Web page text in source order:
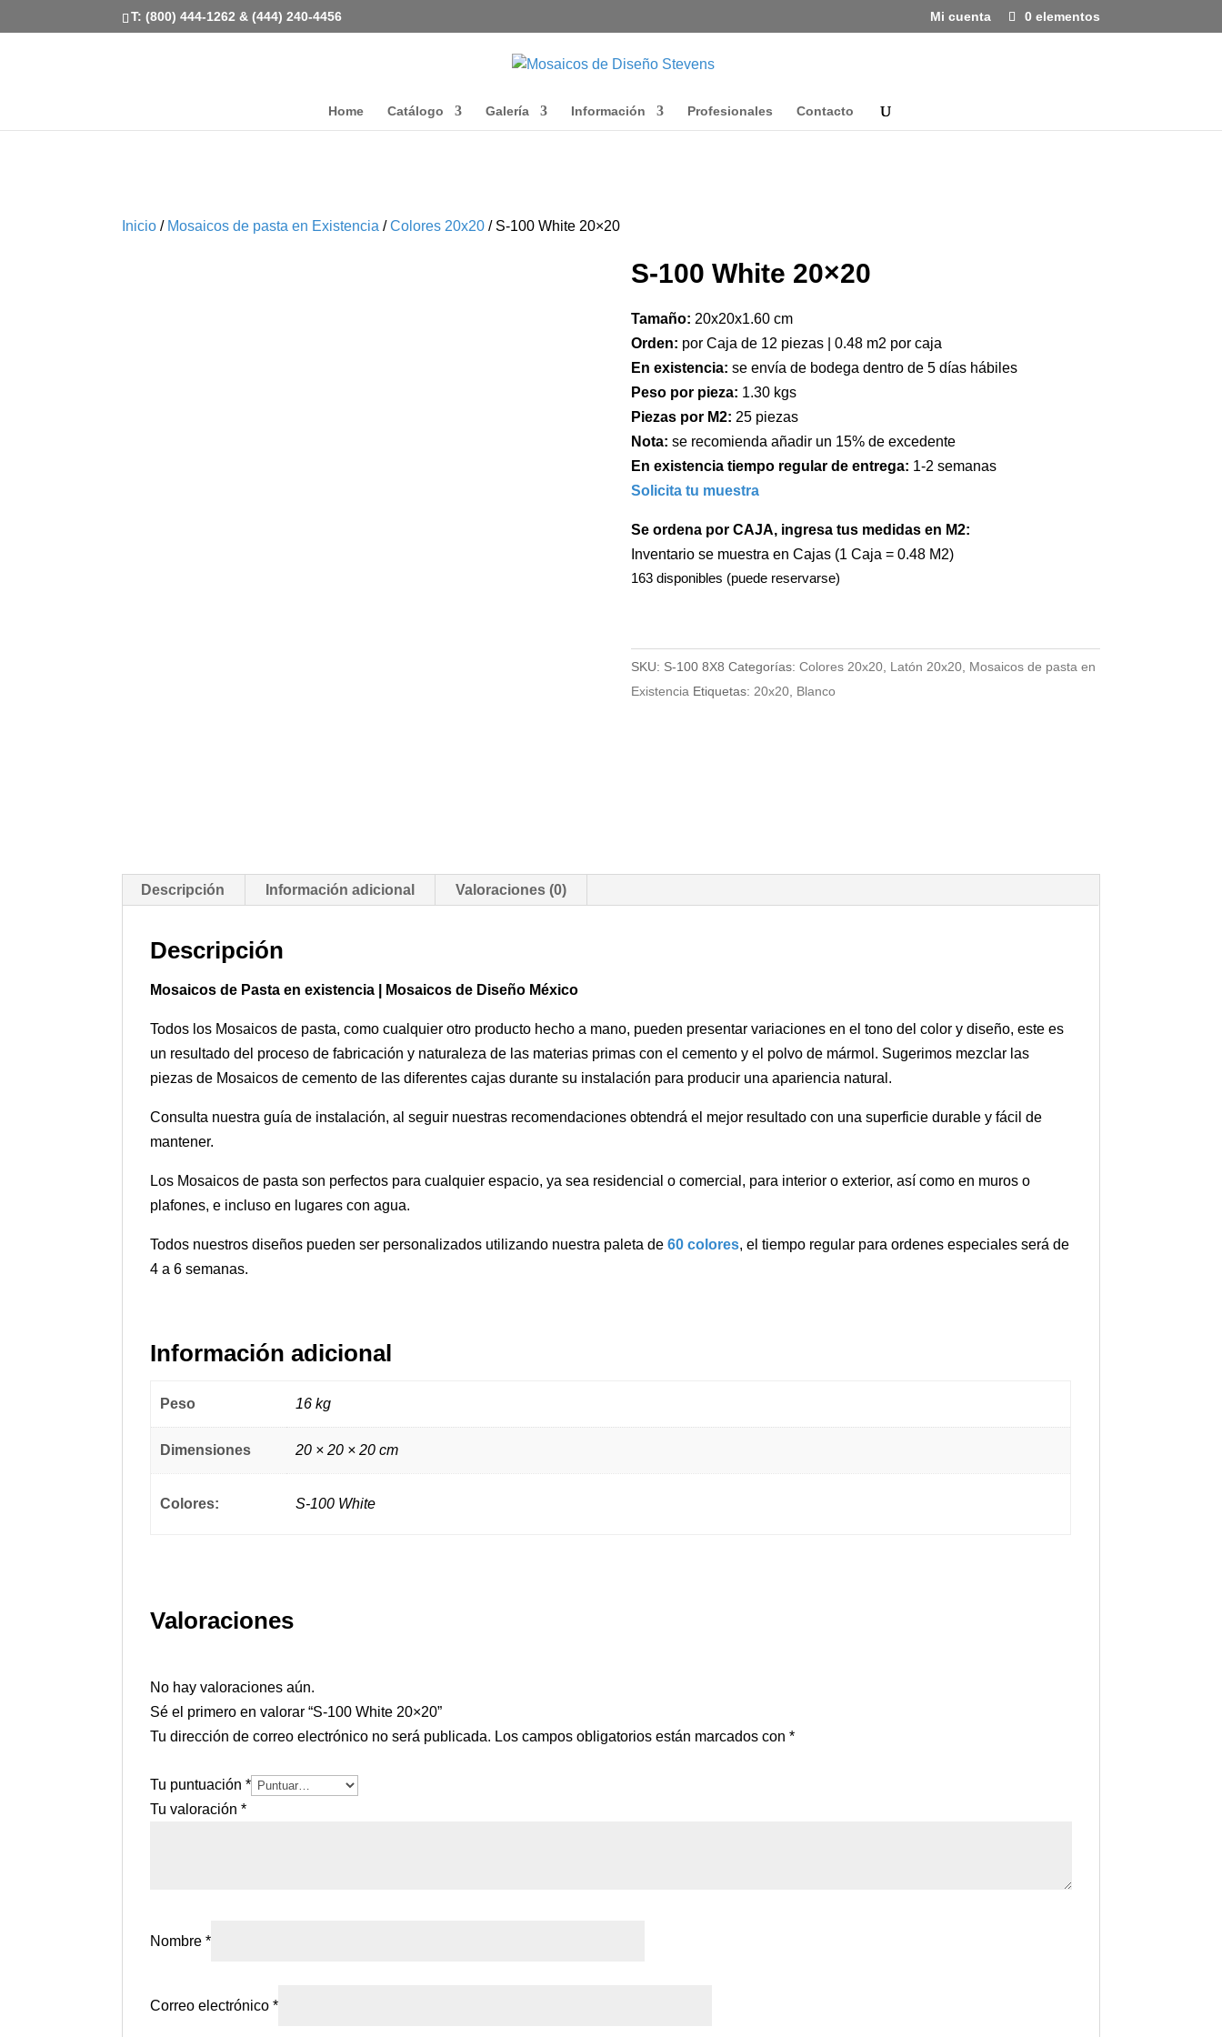
T: (800) 444-1262 & (444) 240-4456 Mi cuenta 0 elementos
Home Catálogo Galería Información Profesionales Contacto
Inicio / Mosaicos de pasta en Existencia /Colores 20x20 / S-100 White 20×20
S-100 White 20×20
Tamaño: 20x20x1.60 cm
Orden: por Caja de 12 piezas | 0.48 m2 por caja
En existencia: se envía de bodega dentro de 5 días hábiles
Peso por pieza: 1.30 kgs
Piezas por M2: 25 piezas
Nota: se recomienda añadir un 15% de excedente
En existencia tiempo regular de entrega: 1-2 semanas
Solicita tu muestra
Se ordena por CAJA, ingresa tus medidas en M2:
Inventario se muestra en Cajas (1 Caja = 0.48 M2)
163 disponibles (puede reservarse)
SKU: S-100 8X8 Categorías: Colores 20x20, Latón 20x20, Mosaicos de pasta en
Existencia Etiquetas: 20x20, Blanco
Descripción Información adicional Valoraciones (0)
Descripción
Mosaicos de Pasta en existencia | Mosaicos de Diseño México
Todos los Mosaicos de pasta, como cualquier otro producto hecho a mano, pueden presentar variaciones en el tono del color y diseño, este es
un resultado del proceso de fabricación y naturaleza de las materias primas con el cemento y el polvo de mármol. Sugerimos mezclar las
piezas de Mosaicos de cemento de las diferentes cajas durante su instalación para producir una apariencia natural.
Consulta nuestra guía de instalación, al seguir nuestras recomendaciones obtendrá el mejor resultado con una superficie durable y fácil de
mantener.
Los Mosaicos de pasta son perfectos para cualquier espacio, ya sea residencial o comercial, para interior o exterior, así como en muros o
plafones, e incluso en lugares con agua.
Todos nuestros diseños pueden ser personalizados utilizando nuestra paleta de60 colores, el tiempo regular para ordenes especiales será de
4 a 6 semanas.
Información adicional
Peso 16 kg
Dimensiones 20 × 20 × 20 cm
Colores: S-100 White
Valoraciones
No hay valoraciones aún.
Sé el primero en valorar “S-100 White 20×20”
Tu dirección de correo electrónico no será publicada. Los campos obligatorios están marcados con*
Tu puntuación*
Tu valoración*
Nombre*
Correo electrónico*